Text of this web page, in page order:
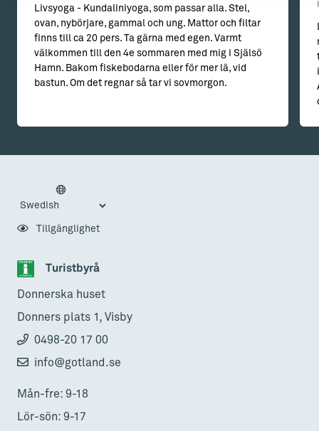
Livsyoga - Kundaliniyoga, som passar alla. Stel,
ovan, nybörjare, gammal och ung. Mattor och filtar
finns till ca 20 pers. Ta gärna med egen. Varmt
välkommen till den 4e sommaren med mig i Själsö
Hamn. Bakom fiskebodarna eller för mer lä, vid
bastun. Om det regnar så tar vi sovmorgon.
Turistbyrå
Donnerska huset
Donners plats 1, Visby
0498-20 17 00
info@gotland.se
Mån-fre: 9-18
Lör-sön: 9-17
Tillgänglighet